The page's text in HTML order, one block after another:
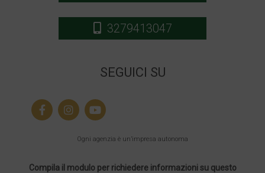
3279413047
SEGUICI SU
Ogni agenzia è un’impresa autonoma
Compila il modulo per richiedere informazioni su questo